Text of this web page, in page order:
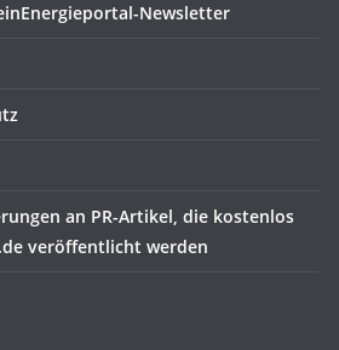
Newsletter
an PR-Artikel, die kostenlos
veröffentlicht werden